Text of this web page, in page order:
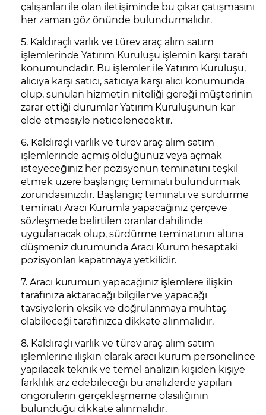
çalışanları ile olan iletişiminde bu çıkar çatışmasını
her zaman göz önünde bulundurmalıdır.
5. Kaldıraçlı varlık ve türev araç alım satım
işlemlerinde Yatırım Kuruluşu işlemin karşı tarafı
konumundadır. Bu işlemler ile Yatırım Kuruluşu,
alıcıya karşı satıcı, satıcıya karşı alıcı konumunda
olup, sunulan hizmetin niteliği gereği müşterinin
zarar ettiği durumlar Yatırım Kuruluşunun kar
elde etmesiyle neticelenecektir.
6. Kaldıraçlı varlık ve türev araç alım satım
işlemlerinde açmış olduğunuz veya açmak
isteyeceğiniz her pozisyonun teminatını teşkil
etmek üzere başlangıç teminatı bulundurmak
zorundasınızdır. Başlangıç teminatı ve sürdürme
teminatı Aracı Kurumla yapacağınız çerçeve
sözleşmede belirtilen oranlar dahilinde
uygulanacak olup, sürdürme teminatının altına
düşmeniz durumunda Aracı Kurum hesaptaki
pozisyonları kapatmaya yetkilidir.
7. Aracı kurumun yapacağınız işlemlere ilişkin
tarafınıza aktaracağı bilgiler ve yapacağı
tavsiyelerin eksik ve doğrulanmaya muhtaç
olabileceği tarafınızca dikkate alınmalıdır.
8. Kaldıraçlı varlık ve türev araç alım satım
işlemlerine ilişkin olarak aracı kurum personelince
yapılacak teknik ve temel analizin kişiden kişiye
farklılık arz edebileceği bu analizlerde yapılan
öngörülerin gerçekleşmeme olasılığının
bulunduğu dikkate alınmalıdır.